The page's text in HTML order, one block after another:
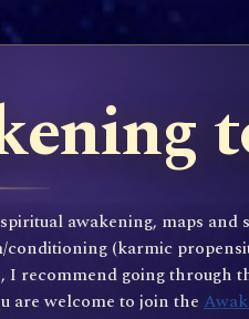
awakening, maps
(karmic
I recommend going through
are welcome to join the